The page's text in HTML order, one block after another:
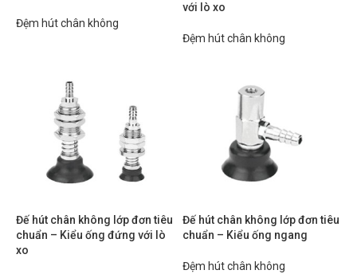
Đệm hút chân không
với lò xo
Đệm hút chân không
Đế hút chân không lớp đơn tiêu
chuẩn – Kiểu ống đứng với lò
xo
Đế hút chân không lớp đơn tiêu
chuẩn – Kiểu ống ngang
Đệm hút chân không